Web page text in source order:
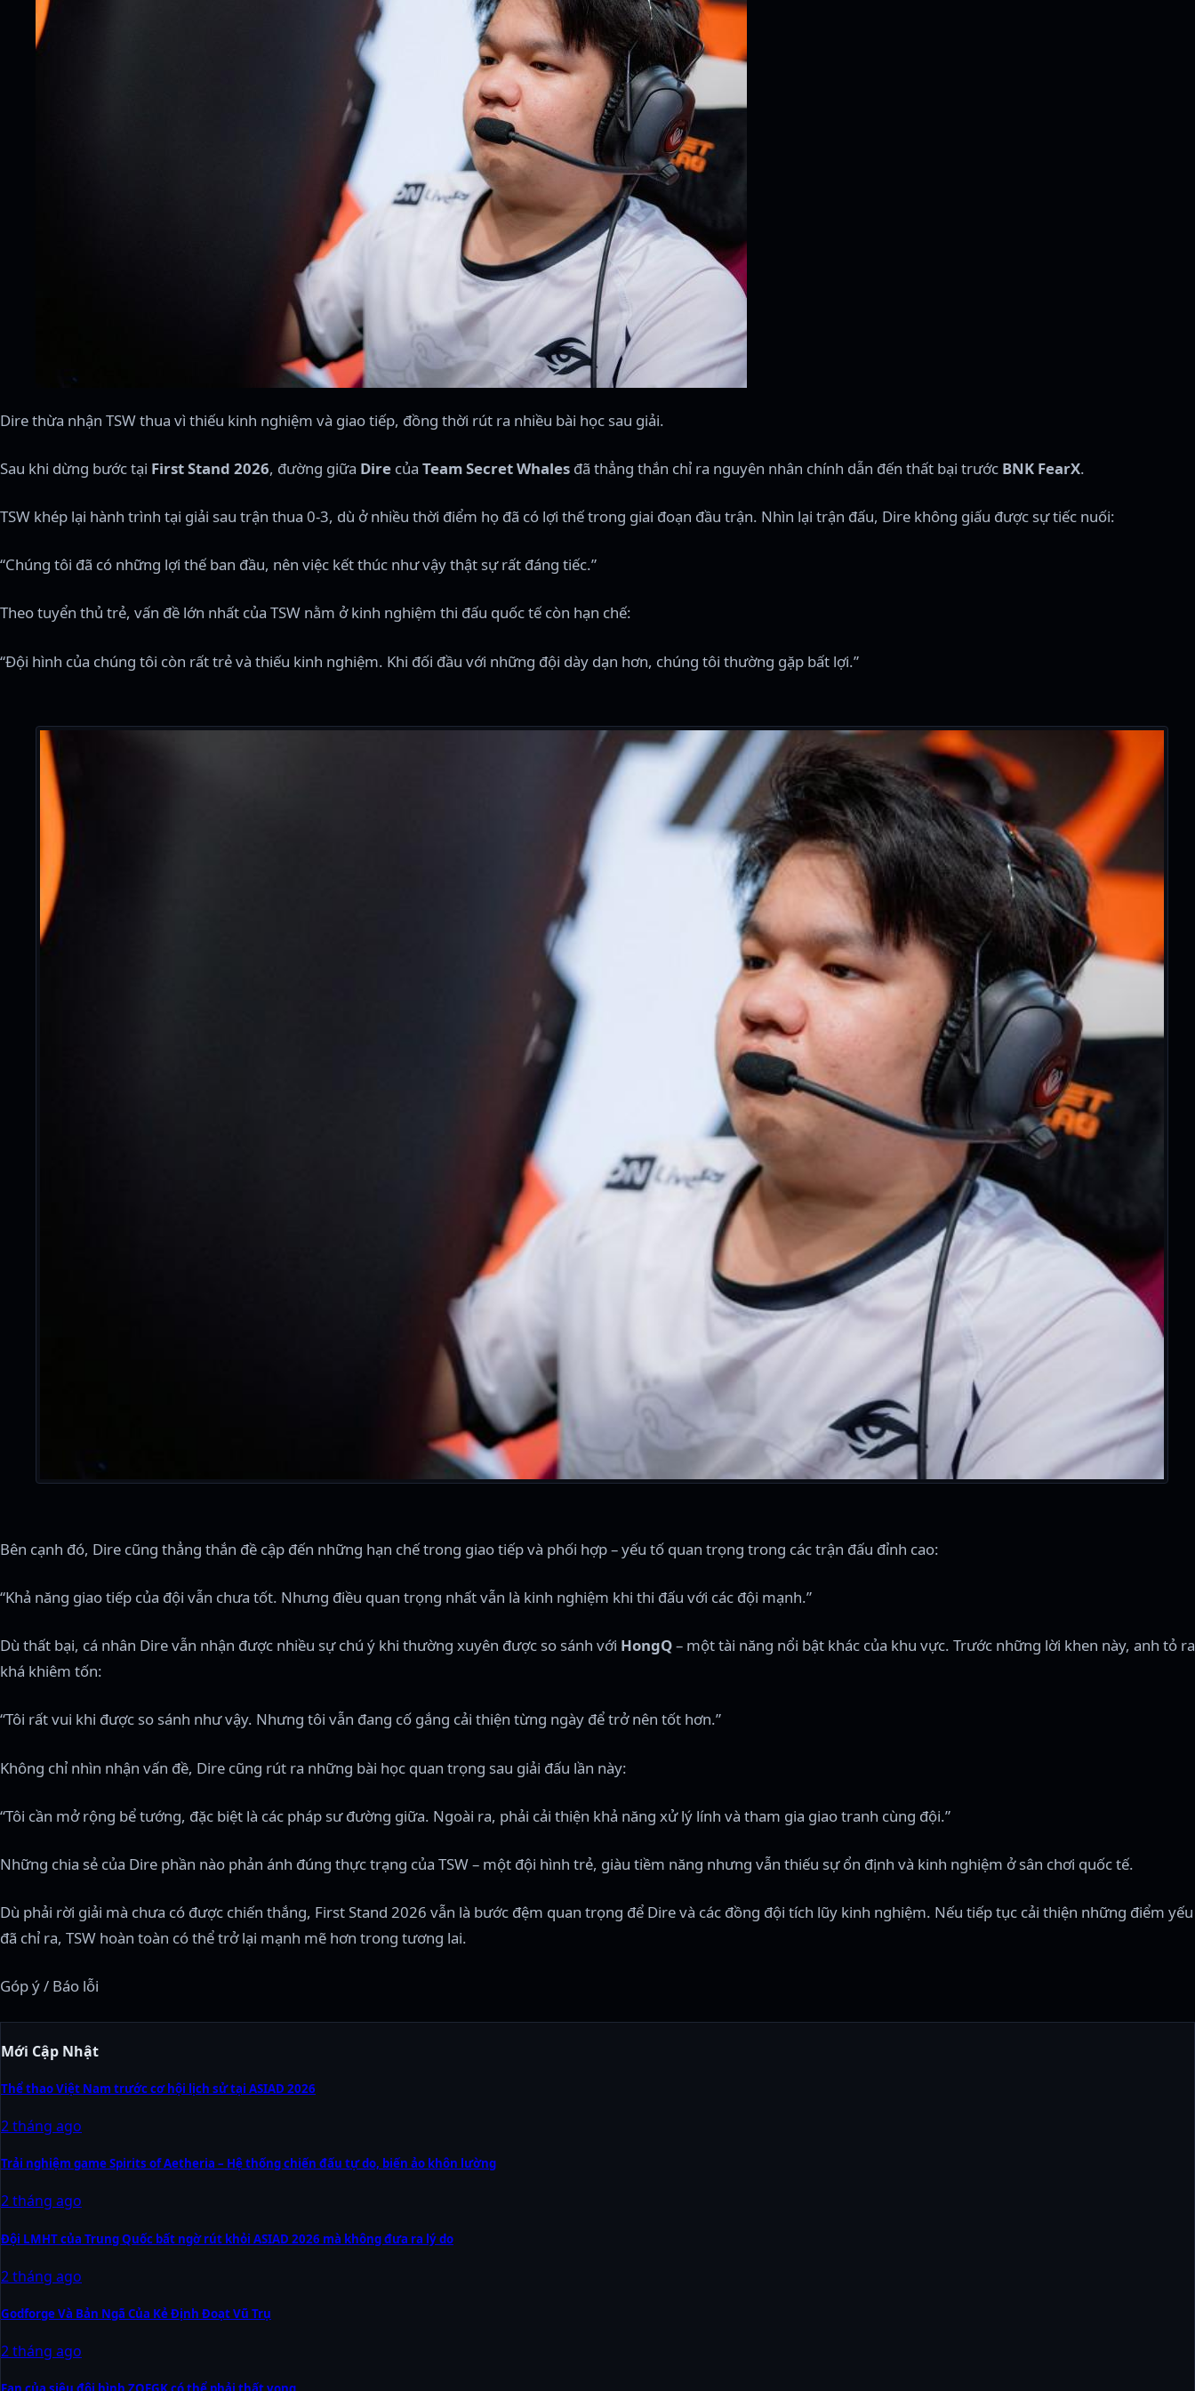
Dire thừa nhận TSW thua vì thiếu kinh nghiệm và giao tiếp, đồng thời rút ra nhiều bài học sau giải.
Sau khi dừng bước tại First Stand 2026, đường giữa Dire của Team Secret Whales đã thẳng thắn chỉ ra nguyên nhân chính dẫn đến thất bại trước BNK FearX.
TSW khép lại hành trình tại giải sau trận thua 0-3, dù ở nhiều thời điểm họ đã có lợi thế trong giai đoạn đầu trận. Nhìn lại trận đấu, Dire không giấu được sự tiếc nuối:
“Chúng tôi đã có những lợi thế ban đầu, nên việc kết thúc như vậy thật sự rất đáng tiếc.”
Theo tuyển thủ trẻ, vấn đề lớn nhất của TSW nằm ở kinh nghiệm thi đấu quốc tế còn hạn chế:
“Đội hình của chúng tôi còn rất trẻ và thiếu kinh nghiệm. Khi đối đầu với những đội dày dạn hơn, chúng tôi thường gặp bất lợi.”
Bên cạnh đó, Dire cũng thẳng thắn đề cập đến những hạn chế trong giao tiếp và phối hợp – yếu tố quan trọng trong các trận đấu đỉnh cao:
“Khả năng giao tiếp của đội vẫn chưa tốt. Nhưng điều quan trọng nhất vẫn là kinh nghiệm khi thi đấu với các đội mạnh.”
Dù thất bại, cá nhân Dire vẫn nhận được nhiều sự chú ý khi thường xuyên được so sánh với HongQ– một tài năng nổi bật khác của khu vực. Trước những lời khen này, anh tỏ ra
khá khiêm tốn:
“Tôi rất vui khi được so sánh như vậy. Nhưng tôi vẫn đang cố gắng cải thiện từng ngày để trở nên tốt hơn.”
Không chỉ nhìn nhận vấn đề, Dire cũng rút ra những bài học quan trọng sau giải đấu lần này:
“Tôi cần mở rộng bể tướng, đặc biệt là các pháp sư đường giữa. Ngoài ra, phải cải thiện khả năng xử lý lính và tham gia giao tranh cùng đội.”
Những chia sẻ của Dire phần nào phản ánh đúng thực trạng của TSW – một đội hình trẻ, giàu tiềm năng nhưng vẫn thiếu sự ổn định và kinh nghiệm ở sân chơi quốc tế.
Dù phải rời giải mà chưa có được chiến thắng, First Stand 2026 vẫn là bước đệm quan trọng để Dire và các đồng đội tích lũy kinh nghiệm. Nếu tiếp tục cải thiện những điểm yếu
đã chỉ ra, TSW hoàn toàn có thể trở lại mạnh mẽ hơn trong tương lai.
Góp ý / Báo lỗi
Mới Cập Nhật
Thể thao Việt Nam trước cơ hội lịch sử tại ASIAD 2026
2 tháng ago
Trải nghiệm game Spirits of Aetheria – Hệ thống chiến đấu tự do, biến ảo khôn lường
2 tháng ago
Đội LMHT của Trung Quốc bất ngờ rút khỏi ASIAD 2026 mà không đưa ra lý do
2 tháng ago
Godforge Và Bản Ngã Của Kẻ Định Đoạt Vũ Trụ
2 tháng ago